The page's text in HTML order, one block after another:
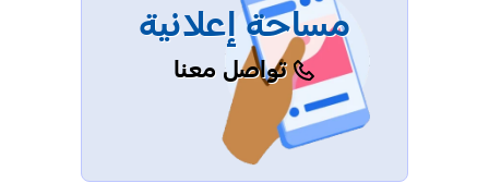
مساحة إعلانية
تواصل معنا